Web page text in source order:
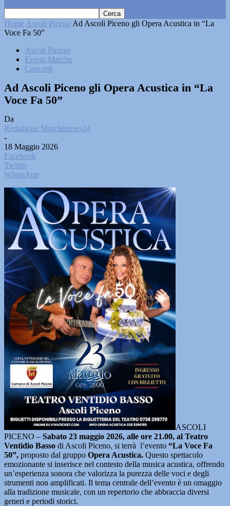
Home Ascoli Piceno Ad Ascoli Piceno gli Opera Acustica in “La
Voce Fa 50”
Ascoli Piceno
Eventi Marche
Concerti
Ad Ascoli Piceno gli Opera Acustica in “La
Voce Fa 50”
Da
Redazione Marchenews24
-
18 Maggio 2026
Facebook
Twitter
WhatsApp
ASCOLI
PICENO – Sabato 23 maggio 2026, alle ore 21.00, al Teatro
Ventidio Basso di Ascoli Piceno, si terrà l’evento “La Voce Fa
50”, proposto dal gruppo Opera Acustica. Questo spettacolo
emozionante si inserisce nel contesto della musica acustica, offrendo
un’esperienza sonora che valorizza la purezza delle voci e degli
strumenti non amplificati. Il tema centrale dell’evento è un omaggio
alla tradizione musicale, con un repertorio che abbraccia diversi
generi e periodi storici.